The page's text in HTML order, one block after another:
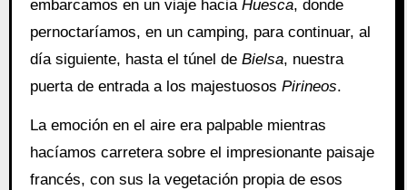
embarcamos en un viaje hacia Huesca, donde
pernoctaríamos, en un camping, para continuar, al
día siguiente, hasta el túnel de Bielsa, nuestra
puerta de entrada a los majestuosos Pirineos.
La emoción en el aire era palpable mientras
hacíamos carretera sobre el impresionante paisaje
francés, con sus la vegetación propia de esos